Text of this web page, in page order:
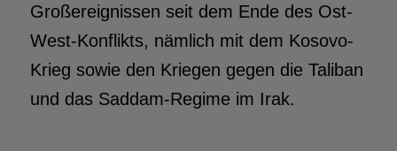
Großereignissen seit dem Ende des Ost-
West-Konflikts, nämlich mit dem Kosovo-
Krieg sowie den Kriegen gegen die Taliban
und das Saddam-Regime im Irak.